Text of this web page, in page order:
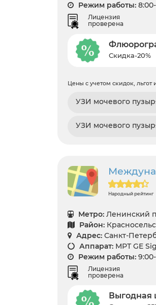
Режим работы:
Лицензия
проверена
Скидка-20%
Цены с учетом скидок, льгот
УЗИ мочевого
УЗИ мочевого
Народный рейтинг
Метро: Ленинский
Район:
Адрес: Санкт-
Аппарат: МРТ GE
Режим работы:
Лицензия
проверена
Выгодная